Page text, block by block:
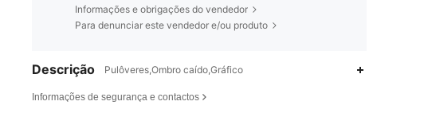
Informações e obrigações do vendedor
Para denunciar este vendedor e/ou produto
Descrição Pulôveres,Ombro caído,Gráfico
Informações de segurança e contactos